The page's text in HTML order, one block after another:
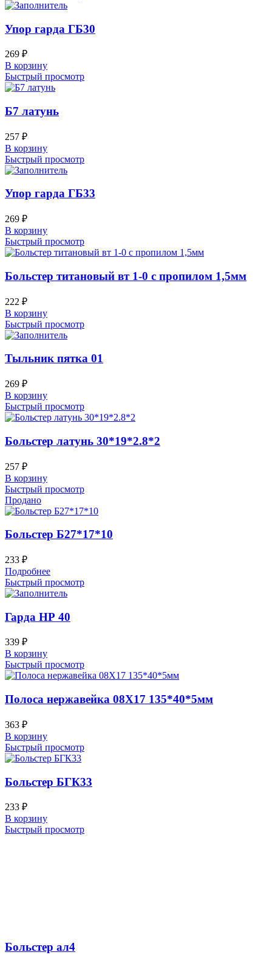
Упор гарда ГБ30
269 ₽
В корзину
Быстрый просмотр
Б7 латунь
257 ₽
В корзину
Быстрый просмотр
Упор гарда ГБ33
269 ₽
В корзину
Быстрый просмотр
Больстер титановый вт 1-0 с пропилом 1,5мм
222 ₽
В корзину
Быстрый просмотр
Тыльник пятка 01
269 ₽
В корзину
Быстрый просмотр
Больстер латунь 30*19*2.8*2
257 ₽
В корзину
Быстрый просмотр
Продано
Больстер Б27*17*10
233 ₽
Подробнее
Быстрый просмотр
Гарда НР 40
339 ₽
В корзину
Быстрый просмотр
Полоса нержавейка 08Х17 135*40*5мм
363 ₽
В корзину
Быстрый просмотр
Больстер БГК33
233 ₽
В корзину
Быстрый просмотр
Больстер ал4